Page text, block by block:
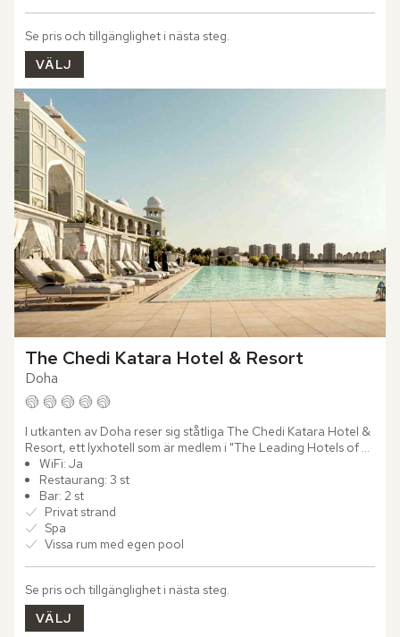
Se pris och tillgänglighet i nästa steg.
VÄLJ
The Chedi Katara Hotel & Resort
Doha
I utkanten av Doha reser sig ståtliga The Chedi Katara Hotel &
Resort, ett lyxhotell som är medlem i "The Leading Hotels of
the World". Med sitt exklusiva läge vid Persiska viken...
WiFi: Ja
Restaurang: 3 st
Bar: 2 st
Privat strand
Spa
Vissa rum med egen pool
Se pris och tillgänglighet i nästa steg.
VÄLJ